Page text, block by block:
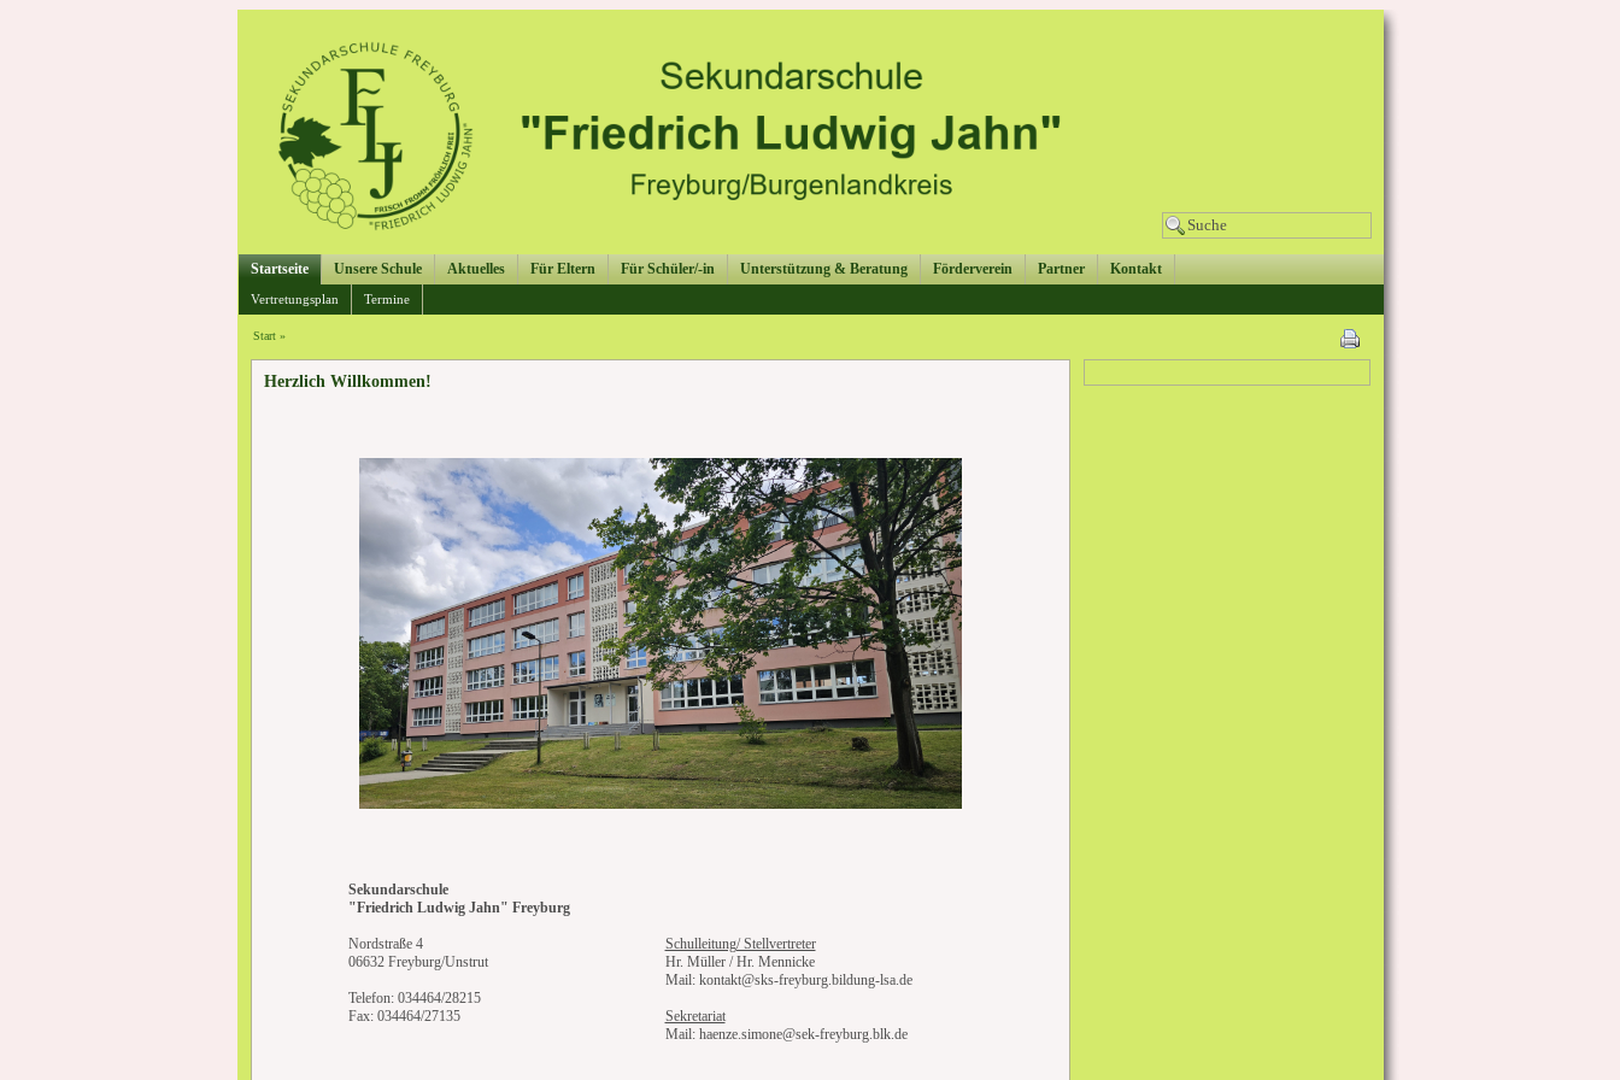
Startseite Unsere Schule Aktuelles Für Eltern Für Schüler/-in Unterstützung & Beratung Förderverein Partner Kontakt
Vertretungsplan Termine
Start»
Herzlich Willkommen!
Sekundarschule
"Friedrich Ludwig Jahn" Freyburg
Nordstraße 4
06632 Freyburg/Unstrut
Telefon: 034464/28215
Fax: 034464/27135
Schulleitung/ Stellvertreter
Hr. Müller / Hr. Mennicke
Mail: kontakt@sks-freyburg.bildung-lsa.de
Sekretariat
Mail: haenze.simone@sek-freyburg.blk.de